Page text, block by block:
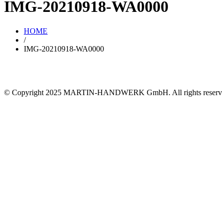
IMG-20210918-WA0000
HOME
/
IMG-20210918-WA0000
© Copyright 2025 MARTIN-HANDWERK GmbH. All rights